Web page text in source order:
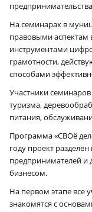
На семинарах в
правовыми аспектам
инструментами
грамотности,
способами
Участники
туризма,
питания,
Программа «СВОё
году проект
предпринимателей и
бизнесом.
На первом этапе все
знакомятся с